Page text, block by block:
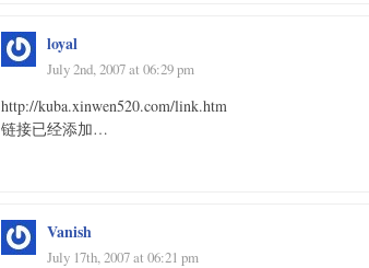
loyal
July 2nd, 2007 at 06:29 pm
http://kuba.xinwen520.com/link.htm
链接已经添加…
Vanish
July 17th, 2007 at 06:21 pm